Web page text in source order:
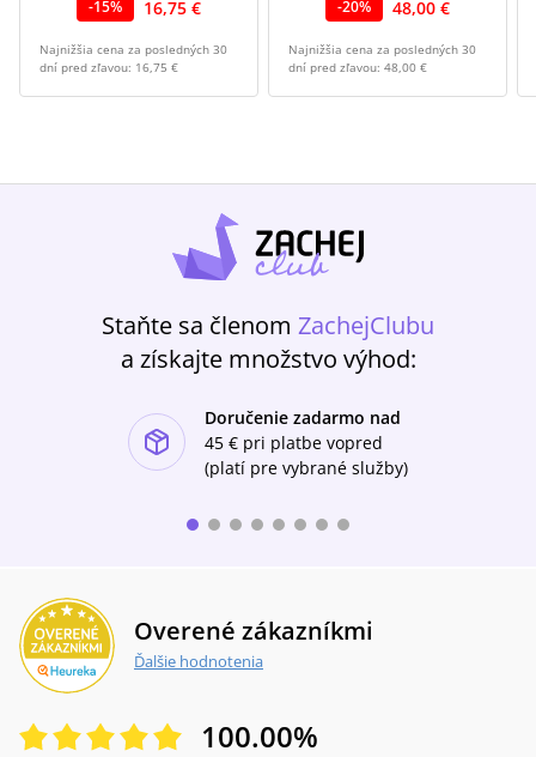
-15% 16,75 €
Najnižšia cena za posledných 30
dní pred zľavou: 16,75 €
-20% 48,00 €
Najnižšia cena za posledných 30
dní pred zľavou: 48,00 €
Staňte sa členom ZachejClubu
a získajte množstvo výhod:
Doručenie zadarmo nad
45 € pri platbe vopred
(platí pre vybrané služby)
Overené zákazníkmi
Ďalšie hodnotenia
100.00%